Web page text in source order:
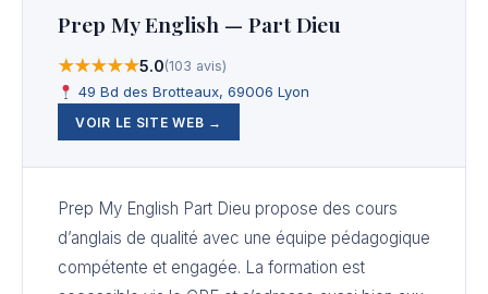
Prep My English — Part Dieu
★★★★★5.0(103 avis)
49 Bd des Brotteaux, 69006 Lyon
VOIR LE SITE WEB →
Prep My English Part Dieu propose des cours
d’anglais de qualité avec une équipe pédagogique
compétente et engagée. La formation est